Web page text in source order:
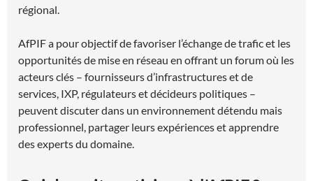
régional.
AfPIF a pour objectif de favoriser l’échange de trafic et les
opportunités de mise en réseau en offrant un forum où les
acteurs clés – fournisseurs d’infrastructures et de
services, IXP, régulateurs et décideurs politiques –
peuvent discuter dans un environnement détendu mais
professionnel, partager leurs expériences et apprendre
des experts du domaine.